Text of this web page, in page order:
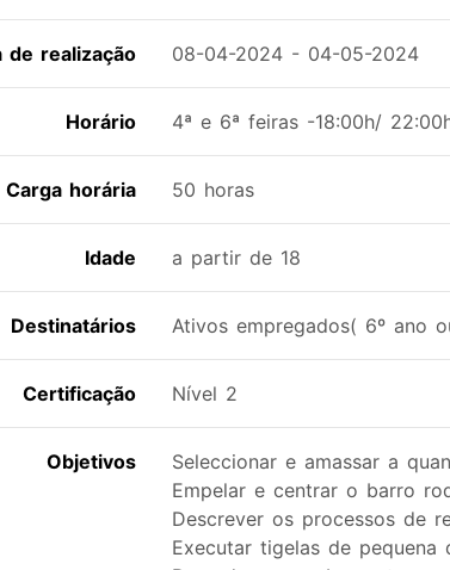
de realização 08-04-2024 - 04-05-2024
Horário 4ª e 6ª feiras -18:00h/
Carga horária 50 horas
Idade a partir de 18
Destinatários Ativos empregados( 6º ano
Certificação Nível 2
Objetivos
Seleccionar e amassar a
Empelar e centrar o barro
Descrever os processos de
Executar tigelas de pequena